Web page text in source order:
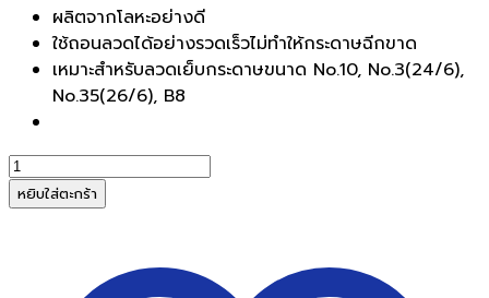
ผลิตจากโลหะอย่างดี
ใช้ถอนลวดได้อย่างรวดเร็วไม่ทำให้กระดาษฉีกขาด
เหมาะสำหรับลวดเย็บกระดาษขนาด No.10, No.3(24/6),
No.35(26/6), B8
จำนวน
ที่
ถอน
หยิบใส่ตะกร้า